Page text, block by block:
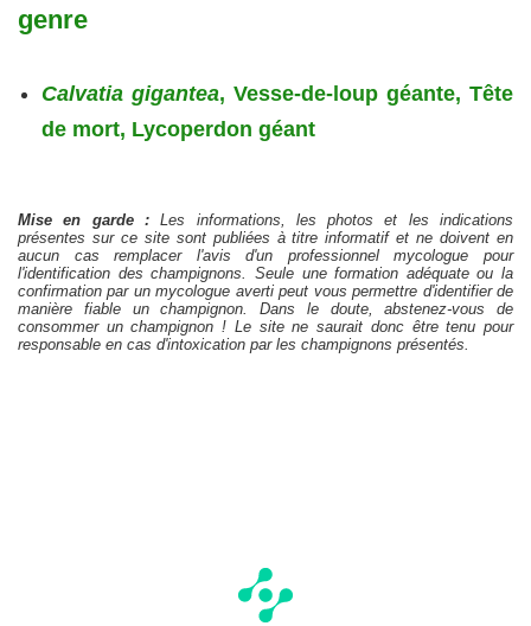
genre
Calvatia gigantea, Vesse-de-loup géante, Tête
de mort, Lycoperdon géant
Mise en garde :Les informations, les photos et les indications
présentes sur ce site sont publiées à titre informatif et ne doivent en
aucun cas remplacer l'avis d'un professionnel mycologue pour
l'identification des champignons. Seule une formation adéquate ou la
confirmation par un mycologue averti peut vous permettre d'identifier de
manière fiable un champignon. Dans le doute, abstenez-vous de
consommer un champignon ! Le site ne saurait donc être tenu pour
responsable en cas d'intoxication par les champignons présentés.